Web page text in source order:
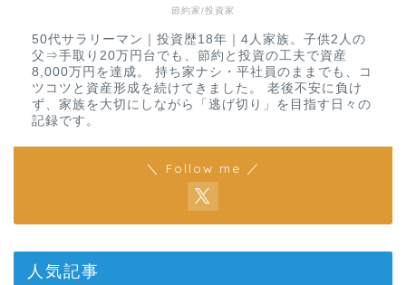
節約家/投資家
50代サラリーマン｜投資歴18年｜4人家族。子供2人の
父⇒手取り20万円台でも、節約と投資の工夫で資産
8,000万円を達成。 持ち家ナシ・平社員のままでも、コ
ツコツと資産形成を続けてきました。 老後不安に負け
ず、家族を大切にしながら「逃げ切り」を目指す日々の
記録です。
＼ Follow me ／
人気記事